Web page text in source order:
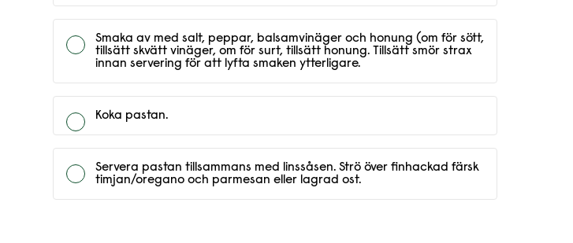
Smaka av med salt, peppar, balsamvinäger och honung (om för sött,
tillsätt skvätt vinäger, om för surt, tillsätt honung. Tillsätt smör strax
innan servering för att lyfta smaken ytterligare.
Koka pastan.
Servera pastan tillsammans med linssåsen. Strö över finhackad färsk
timjan/oregano och parmesan eller lagrad ost.